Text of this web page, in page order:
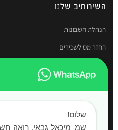
השירותים שלנו
הנהלת חשבונות
החזר מס לשכירים
תיאום מס
חשבות שכר
הקמת חברות
שלום!
שמי מיכאל גבאי, רואה